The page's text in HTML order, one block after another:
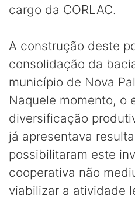
cargo da CORLAC.
A construção deste
consolidação da
município de Nova
Naquele momento, o
diversificação
já apresentava
possibilitaram este
cooperativa não
viabilizar a atividade